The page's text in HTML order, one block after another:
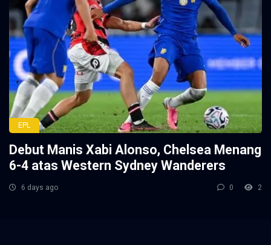
EPL
Debut Manis Xabi Alonso, Chelsea Menang
6-4 atas Western Sydney Wanderers
6 days ago 0 2